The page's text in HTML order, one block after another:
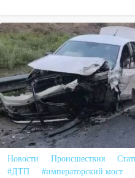
Новости Происшествия
#ДТП
#императорский мост